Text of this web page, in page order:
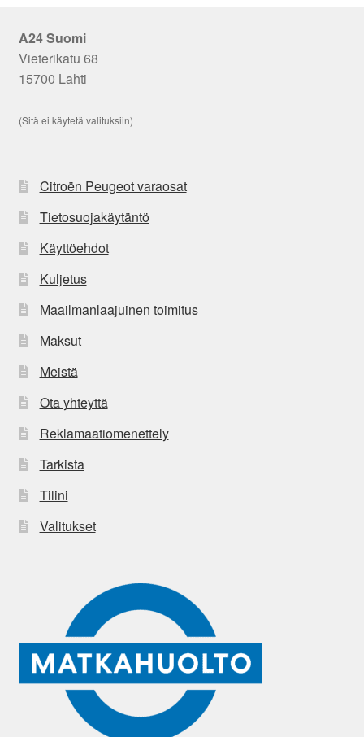
A24 Suomi
Vieterikatu 68
15700 Lahti
(Sitä ei käytetä valituksiin)
Citroën Peugeot varaosat
Tietosuojakäytäntö
Käyttöehdot
Kuljetus
Maailmanlaajuinen toimitus
Maksut
Meistä
Ota yhteyttä
Reklamaatiomenettely
Tarkista
Tilini
Valitukset